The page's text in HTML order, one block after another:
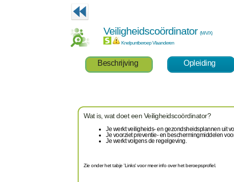
Veiligheidscoördinator (M/V/X)
Knelpuntberoep Vlaanderen
Beschrijving Opleiding
Wat is, wat doet een Veiligheidscoördinator?
Je werkt veiligheids- en gezondsheidsplannen uit
Je voorziet preventie- en beschermingmiddelen
Je werkt volgens de regelgeving.
Zie onder het tabje 'Links' voor meer info over het beroepsprofiel.